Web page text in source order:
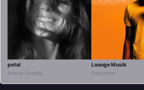
petal
Ariana Grande
Lounge Musik
Pashanim